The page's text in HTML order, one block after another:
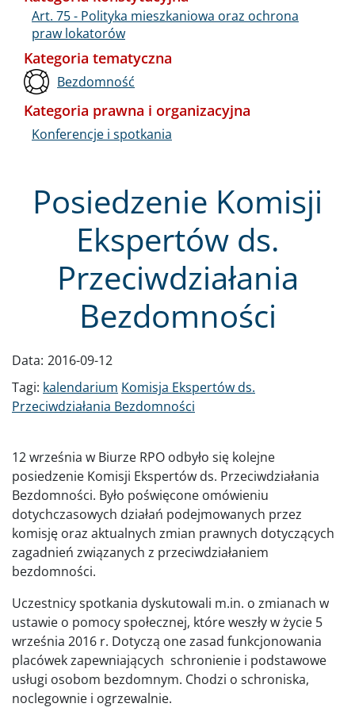
Posiedzenie Komisji
Ekspertów ds.
Przeciwdziałania
Bezdomności
Data: 2016-09-12
Tagi: kalendarium Komisja Ekspertów ds.
Przeciwdziałania Bezdomności
12 września w Biurze RPO odbyło się kolejne
posiedzenie Komisji Ekspertów ds. Przeciwdziałania
Bezdomności. Było poświęcone omówieniu
dotychczasowych działań podejmowanych przez
komisję oraz aktualnych zmian prawnych dotyczących
zagadnień związanych z przeciwdziałaniem
bezdomności.
Uczestnicy spotkania dyskutowali m.in. o zmianach w
ustawie o pomocy społecznej, które weszły w życie 5
września 2016 r. Dotyczą one zasad funkcjonowania
placówek zapewniających schronienie i podstawowe
usługi osobom bezdomnym. Chodzi o schroniska,
noclegownie i ogrzewalnie.
Art. 75 - Polityka mieszkaniowa oraz ochrona
praw lokatorów
Kategoria tematyczna
Bezdomność
Kategoria prawna i organizacyjna
Konferencje i spotkania